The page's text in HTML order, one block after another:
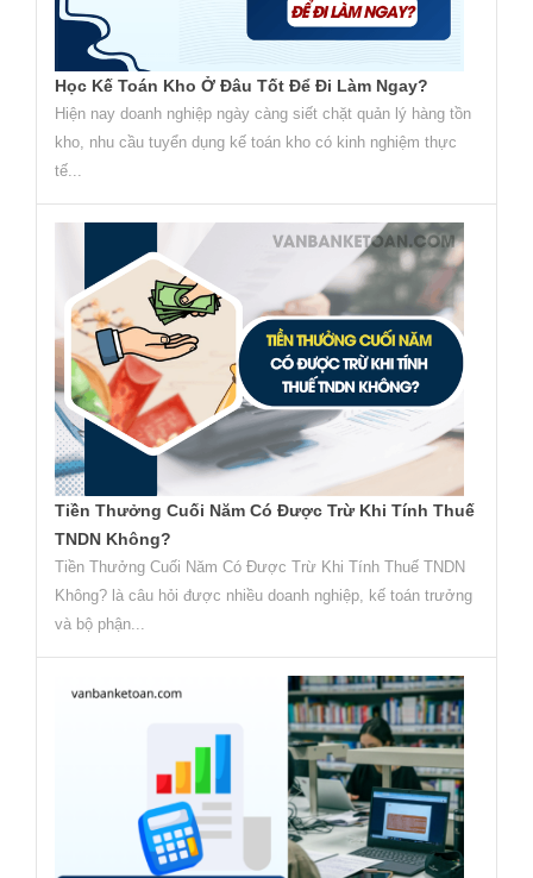
Học Kế Toán Kho Ở Đâu Tốt Để Đi Làm Ngay?
Hiện nay doanh nghiệp ngày càng siết chặt quản lý hàng tồn
kho, nhu cầu tuyển dụng kế toán kho có kinh nghiệm thực
tế...
Tiền Thưởng Cuối Năm Có Được Trừ Khi Tính Thuế
TNDN Không?
Tiền Thưởng Cuối Năm Có Được Trừ Khi Tính Thuế TNDN
Không? là câu hỏi được nhiều doanh nghiệp, kế toán trưởng
và bộ phận...